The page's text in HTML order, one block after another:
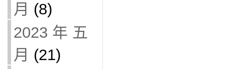
月 (8)
2023 年 五
月 (21)